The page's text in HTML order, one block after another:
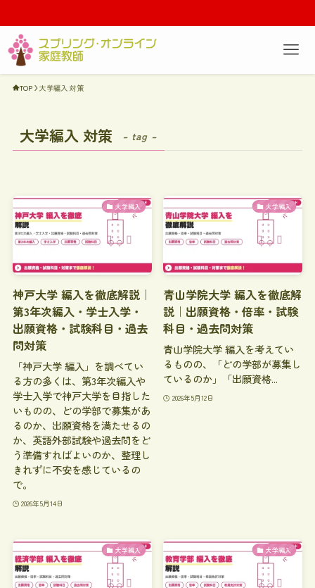
TOP 大学編入 対策
大学編入 対策 – tag –
大学編入
神戸大学 編入を徹底解説｜
第3年次編入・学士入学・
出願資格・試験科目・過去
問対策
「神戸大学 編入」を調べてい
る方の多くは、第3年次編入や
学士入学で神戸大学を目指した
いものの、どの学部で募集があ
るのか、出願資格を満たせるの
か、英語外部試験や過去問をど
う準備すればよいのか、整理し
きれずに不安を感じているの
で。
2026年5月14日
大学編入
青山学院大学 編入を徹底解
説｜出願資格・倍率・試験
科目・過去問対策
青山学院大学 編入を考えてい
るものの、「どの学部が募集し
ているのか」「出願資格...
2026年5月12日
大学編入 大学編入